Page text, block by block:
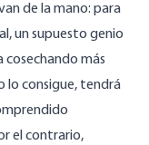
de la mano: para
un supuesto genio
cosechando más
lo consigue, tendrá
el contrario,